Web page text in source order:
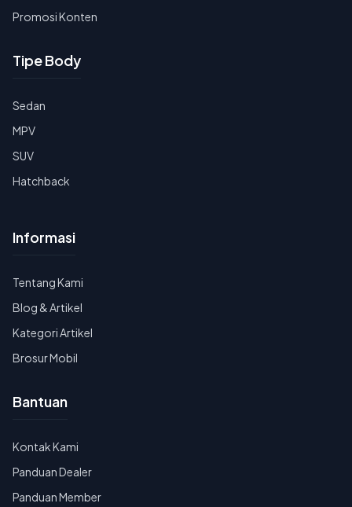
Promosi Konten
Tipe Body
Sedan
MPV
SUV
Hatchback
Informasi
Tentang Kami
Blog & Artikel
Kategori Artikel
Brosur Mobil
Bantuan
Kontak Kami
Panduan Dealer
Panduan Member